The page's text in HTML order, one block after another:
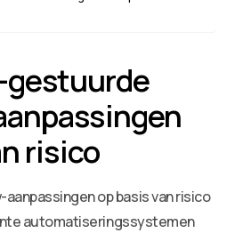
gestuurde
risico
op basis van risico
automatiseringssystemen